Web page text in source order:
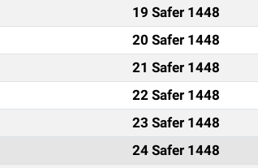
19 Safer 1448
20 Safer 1448
21 Safer 1448
22 Safer 1448
23 Safer 1448
24 Safer 1448